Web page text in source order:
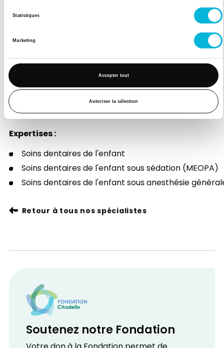
Statistiques
Marketing
Accepter tout
Autoriser la sélection
Samedi
Après-midi
Présentation
Expertises :
Soins dentaires de l'enfant
Soins dentaires de l'enfant sous sédation (MEOPA)
Soins dentaires de l'enfant sous anesthésie
Retour à tous nos spécialistes
Soutenez notre Fondation